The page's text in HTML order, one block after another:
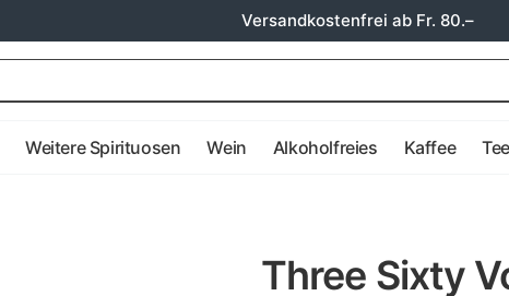
Versandkostenfrei ab Fr. 80.–
Weitere Spirituosen Wein Alkoholfreies Kaffee Tee
Three Sixty